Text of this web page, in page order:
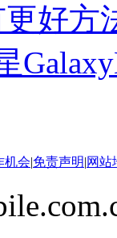
好方
机会|免责声明|网站